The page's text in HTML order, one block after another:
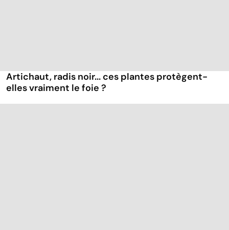
Artichaut, radis noir... ces plantes protègent-
elles vraiment le foie ?